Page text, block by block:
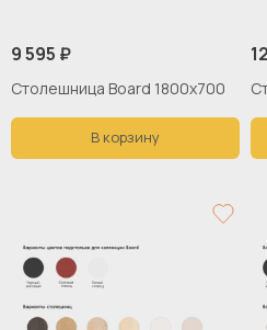
9 595 ₽
Столешница Board 1800х700
В корзину